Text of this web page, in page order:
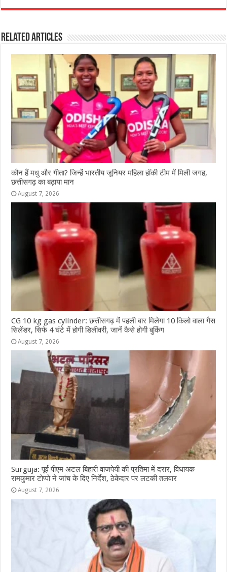
c
e
b
o
o
k
at
s
A
p
p
ss
n
g
e
r
itt
r
e
ra
m
ar
Related Articles
कौन हैं मधु और गीता? जिन्हें भारतीय जूनियर महिला हॉकी टीम में मिली जगह,
छत्तीसगढ़ का बढ़ाया मान
August 7, 2026
CG 10 kg gas cylinder: छत्तीसगढ़ में पहली बार मिलेगा 10 किलो वाला गैस
सिलेंडर, सिर्फ 4 घंटे में होगी डिलीवरी, जानें कैसे होगी बुकिंग
August 7, 2026
Surguja: पूर्व पीएम अटल बिहारी वाजपेयी की प्रतिमा में दरार, विधायक
रामकुमार टोप्पो ने जांच के दिए निर्देश, ठेकेदार पर लटकी तलवार
August 7, 2026